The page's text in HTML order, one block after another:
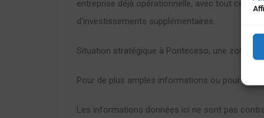
entreprise déjà opérationnelle, avec tout ce
d'investissements supplémentaires.
Situation stratégique à Ponteceso, une zone
Pour de plus amples informations ou pour
Les informations données ici ne sont pas